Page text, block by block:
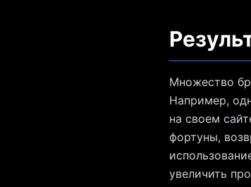
Множество
Например,
на своем
фортуны,
увеличить